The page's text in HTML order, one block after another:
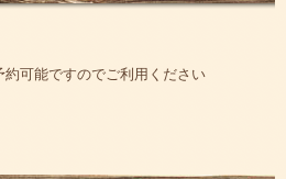
約可能ですのでご利用ください